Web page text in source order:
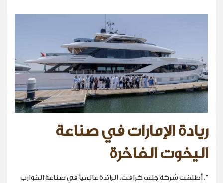
ريادة الإمارات في صناعة
اليخوت الفاخرة
". أطلقت شركة جلف كرافت، الرائدة عالمياً في صناعة القوارب